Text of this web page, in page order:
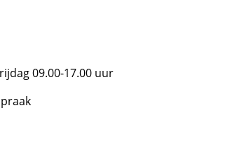
09.00-17.00 uur